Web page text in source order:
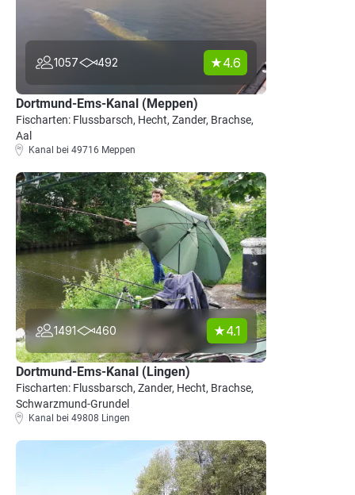
1057 492 4.6
Dortmund-Ems-Kanal (Meppen)
Fischarten: Flussbarsch, Hecht, Zander, Brachse,
Aal
Kanal bei 49716 Meppen
1491 460 4.1
Dortmund-Ems-Kanal (Lingen)
Fischarten: Flussbarsch, Zander, Hecht, Brachse,
Schwarzmund-Grundel
Kanal bei 49808 Lingen